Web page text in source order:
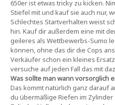
650er ist etwas tricky zu kicken.
Stiefel mit und kauf sie auch nur,
Schlechtes Startverhalten weist
hin. Kauf dir außerdem eine mit
geileres als Wettbewerbs-Sumo
können, ohne das dir die Cops
Verkäufer schon ein kleines
versuche auf jeden Fall das mit
Was sollte man wann vorsorglich
Das kommt natürlich ganz darauf
du übermäßige Riefen im